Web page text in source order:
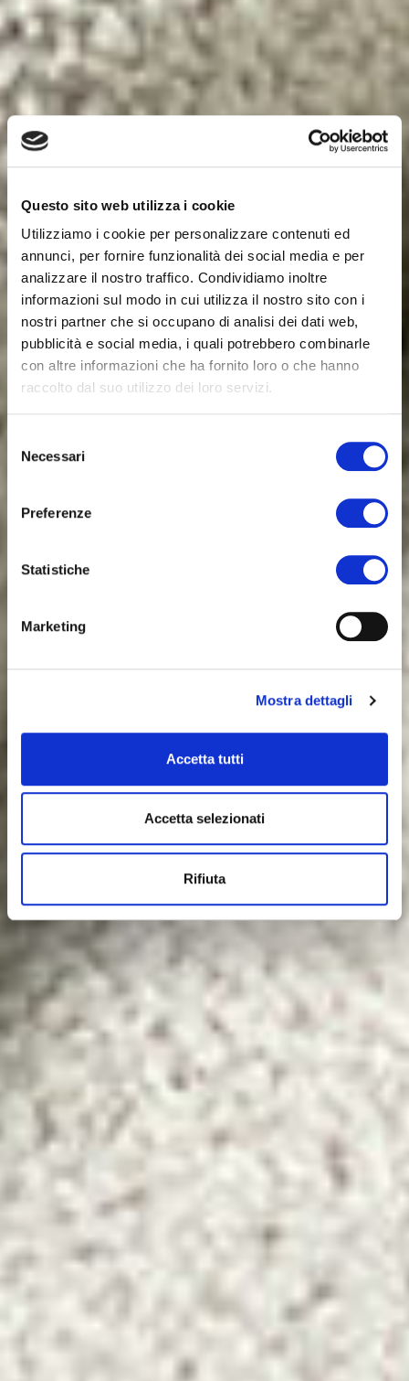
Questo sito web utilizza i cookie
Utilizziamo i cookie per personalizzare contenuti ed
annunci, per fornire funzionalità dei social media e per
analizzare il nostro traffico. Condividiamo inoltre
informazioni sul modo in cui utilizza il nostro sito con i
nostri partner che si occupano di analisi dei dati web,
pubblicità e social media, i quali potrebbero combinarle
con altre informazioni che ha fornito loro o che hanno
raccolto dal suo utilizzo dei loro servizi.
delNecessari
Preferenze
Statistiche
Marketing
Mostra dettagli
Accetta tutti
Accetta selezionati
Rifiuta